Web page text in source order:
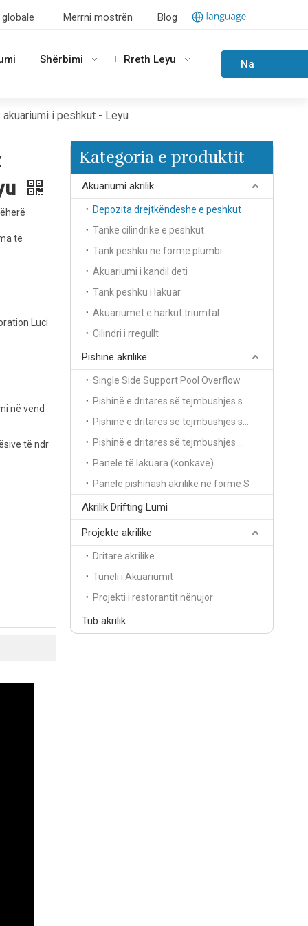
Merrni mostrën Blog
Shërbimi Rreth Leyu Na
i peshkut - Leyu
të
Luci
në vend
të ndr
Kategoria e produktit
Akuariumi akrilik
Depozita drejtkëndëshe e peshkut
Tanke cilindrike e peshkut
Tank peshku në formë plumbi
Akuariumi i kandil deti
Tank peshku i lakuar
Akuariumet e harkut triumfal
Cilindri i rregullt
Pishinë akrilike
Single Side Support Pool Overflow
Panele të lakuara (konkave).
Panele pishinash akrilike në formë S
Akrilik Drifting Lumi
Projekte akrilike
Dritare akrilike
Tuneli i Akuariumit
Projekti i restorantit nënujor
Tub akrilik